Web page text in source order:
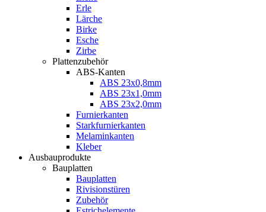
Erle
Lärche
Birke
Esche
Zirbe
Plattenzubehör
ABS-Kanten
ABS 23x0,8mm
ABS 23x1,0mm
ABS 23x2,0mm
Furnierkanten
Starkfurnierkanten
Melaminkanten
Kleber
Ausbauprodukte
Bauplatten
Bauplatten
Rivisionstüren
Zubehör